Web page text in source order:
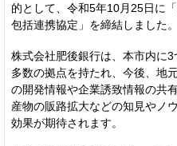
的として、令和5年10月25日に
包括連携協定」を締結しました。
株式会社肥後銀行は、本市内に
多数の拠点を持たれ、今後、地
の開発情報や企業誘致情報の共
産物の販路拡大などの知見やノ
効果が期待されます。